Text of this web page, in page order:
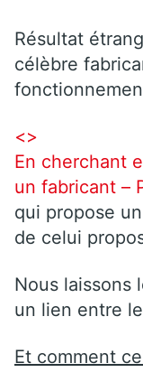
Résultat
célèbre
<>
En cherchant
un fabricant –
qui propose
de celui
Nous laissons
un lien entre
Et comment